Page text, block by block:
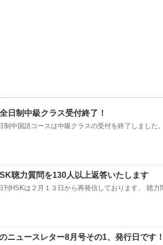
日制中級クラス受付終了！
制中国語コースは中級クラスの受付を終了しました
聴力質問を130人以上返答いたします
刊HSKは２月１３日から再発信しております、 聴力
ニュースレター8月号その1、発行日です！